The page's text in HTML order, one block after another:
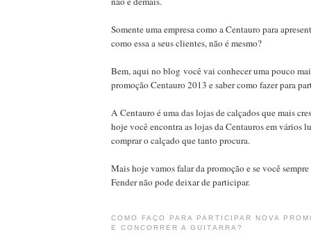
Somente uma empresa como a Centauro para
como essa a seus clientes, não é mesmo?
Bem, aqui no blog você vai conhecer uma pouco
promoção Centauro 2013 e saber como fazer para
A Centauro é uma das lojas de calçados que mais
hoje você encontra as lojas da Centauros em vários
comprar o calçado que tanto procura.
Mais hoje vamos falar da promoção e se você
Fender não pode deixar de participar.
COMO FAÇO PARA PARTICIPAR NOVA
E CONCORRER A GUITARRA?